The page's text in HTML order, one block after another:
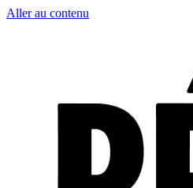
Aller au contenu